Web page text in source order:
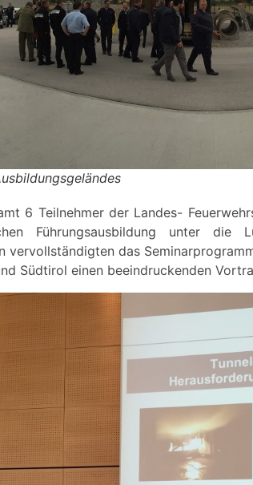
6 Teilnehmer der Landes-
Führungsausbildung unter
vervollständigten das
Südtirol einen beeindruckenden